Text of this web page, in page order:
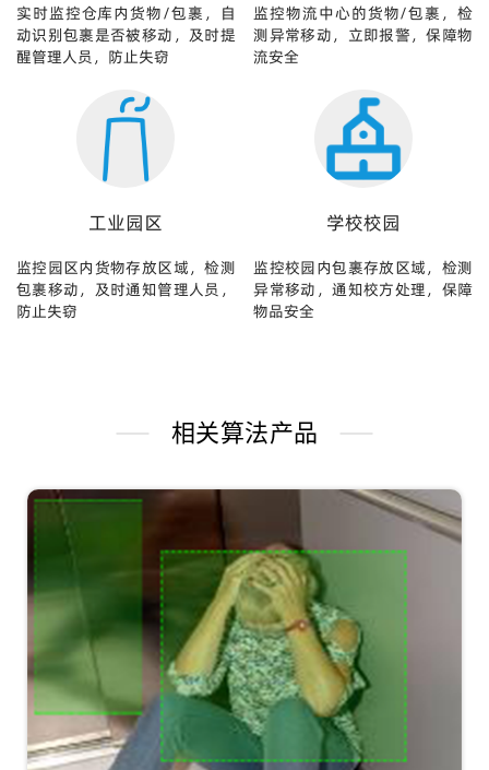
实时监控仓库内货物/包裹，自
动识别包裹是否被移动，及时提
醒管理人员，防止失窃
监控物流中心的货物/包裹，检
测异常移动，立即报警，保障物
流安全
工业园区
监控园区内货物存放区域，检测
包裹移动，及时通知管理人员，
防止失窃
学校校园
监控校园内包裹存放区域，检测
异常移动，通知校方处理，保障
物品安全
相关算法产品